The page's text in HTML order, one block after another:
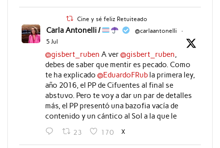
Cine y sé feliz Retuiteado
Carla Antonelli / @carlaantonelli
·
5 Jul
@gisbert_ruben A ver@gisbert_ruben,
debes de saber que mentir es pecado. Como
te ha explicado @EduardoFRubla primera ley,
año 2016, el PP de Cifuentes al final se
abstuvo. Pero te voy a dar un par de detalles
más, el PP presentó una bazofia vacía de
contenido y un cántico al Sol a la que le
23 170 X